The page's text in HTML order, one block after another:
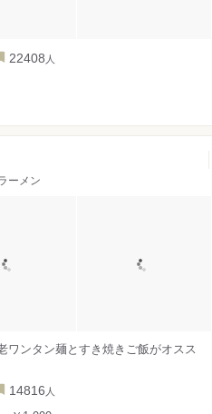
22408 人
ーメン
ワンタン麺とすき焼きご飯がオスス
14816 人